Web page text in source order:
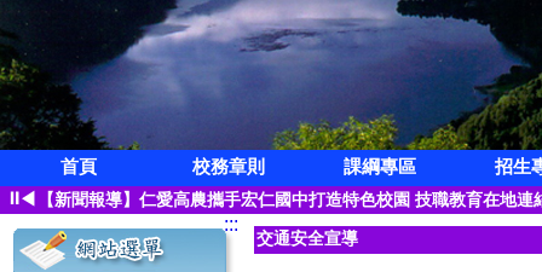
首頁 校務章則 課綱專區
招生
⏸◀
狂賀!本校觀光科應屆畢業生凌紫璇榮獲第三屆全國創意茶飲調製競
【新聞報導】仁愛高農攜手宏仁國中打造特色校園 技職教育在地連
【115學年度升學榜單】恭喜 空間測繪科 林寓桀【繁星】錄取 國
【115學年度升學榜單】恭喜 觀光事業科 凌紫璇【繁星】錄取 國
:::
交通安全宣導